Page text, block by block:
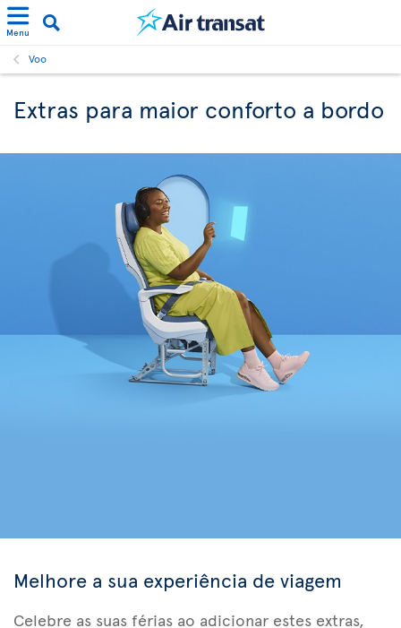
Menu
Voo
Extras para maior conforto a bordo
Melhore a sua experiência de viagem
Celebre as suas férias ao adicionar estes extras,